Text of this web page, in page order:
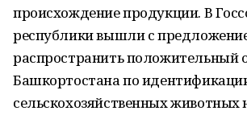
происхождение продукции. В
республики вышли с
распространить положительный
Башкортостана по
сельскохозяйственных животных